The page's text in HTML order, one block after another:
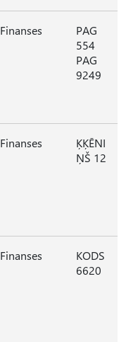
Finanses
PAG
554
PAG
9249
Finanses
ĶĶĒNI
ŅŠ 12
Finanses
KODS
6620